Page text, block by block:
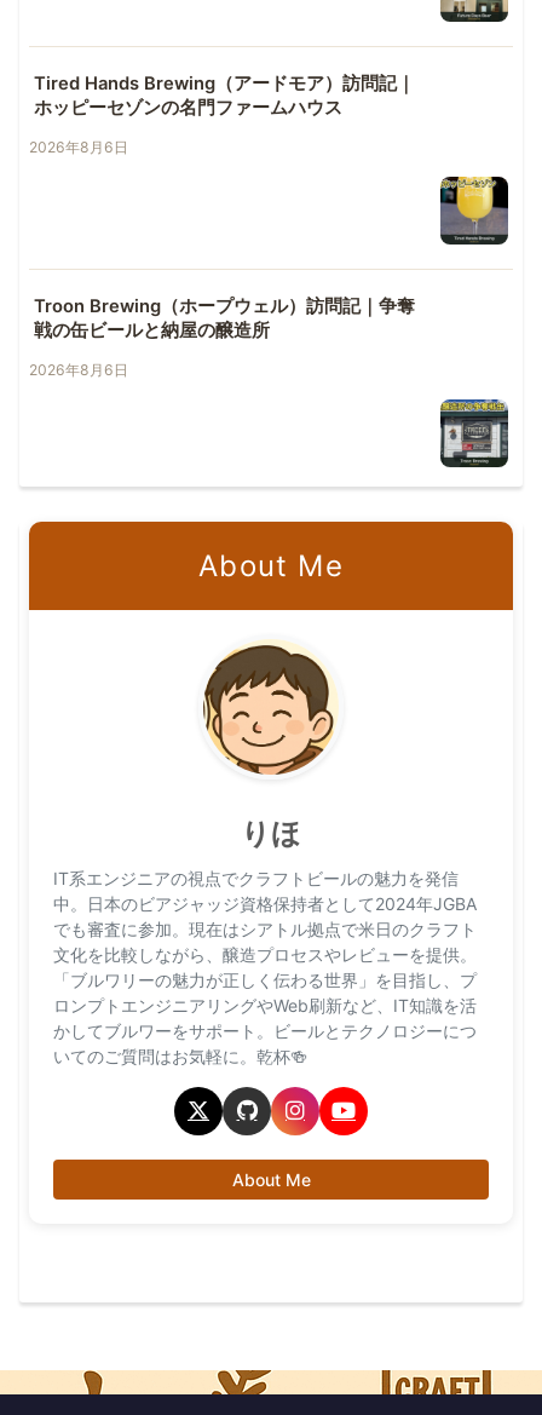
Tired Hands Brewing（アードモア）訪問記｜
ホッピーセゾンの名門ファームハウス
2026年8月6日
Troon Brewing（ホープウェル）訪問記｜争奪
戦の缶ビールと納屋の醸造所
2026年8月6日
About Me
りほ
IT系エンジニアの視点でクラフトビールの魅力を発信
中。日本のビアジャッジ資格保持者として2024年JGBA
でも審査に参加。現在はシアトル拠点で米日のクラフト
文化を比較しながら、醸造プロセスやレビューを提供。
「ブルワリーの魅力が正しく伝わる世界」を目指し、プ
ロンプトエンジニアリングやWeb刷新など、IT知識を活
かしてブルワーをサポート。ビールとテクノロジーにつ
いてのご質問はお気軽に。乾杯🍻
About Me